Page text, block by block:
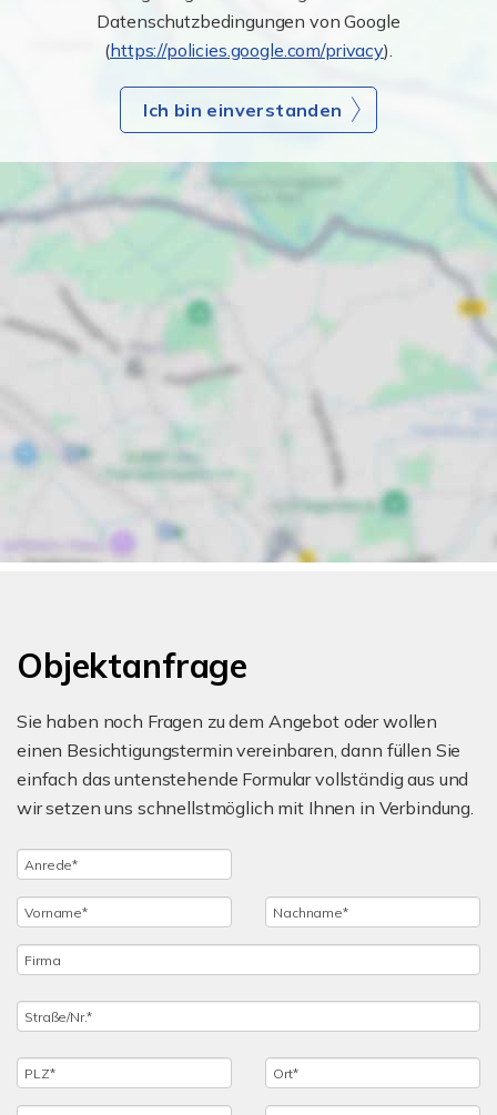
Datenschutzbedingungen von Google
(https://policies.google.com/privacy).
Ich bin einverstanden
Objektanfrage
Sie haben noch Fragen zu dem Angebot oder wollen
einen Besichtigungstermin vereinbaren, dann füllen Sie
einfach das untenstehende Formular vollständig aus und
wir setzen uns schnellstmöglich mit Ihnen in Verbindung.